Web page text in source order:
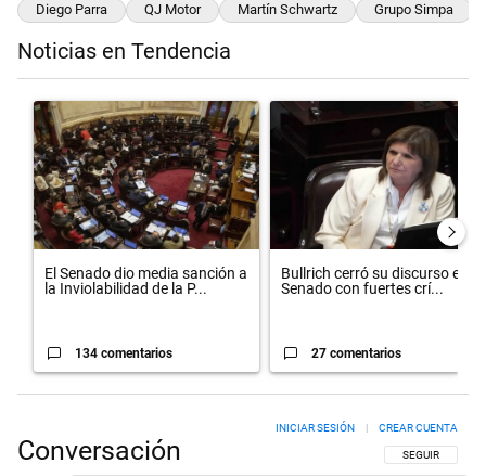
Diego Parra QJ Motor Martín Schwartz Grupo Simpa
Noticias en Tendencia
Un artículo de tendencia con el título "El Senado dio media
El Senado dio media sanción a
la Inviolabilidad de la P...
134 comentarios
Un artículo de tendencia con el
Bullrich cerró su discurso en el
Senado con fuertes crí...
27 comentarios
Conversación SIGA ESTA
SEGUIR
INICIAR SESIÓN | CREAR CUENTA